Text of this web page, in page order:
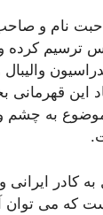
نام و
ترسیم کرده
این قهرمانی
به چشم
به کادر
که می توان